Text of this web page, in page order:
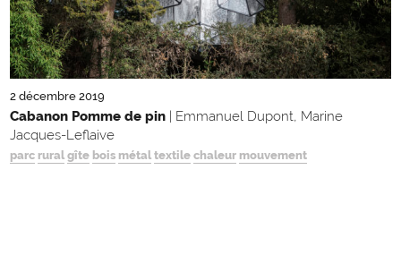
2 décembre 2019
Cabanon Pomme de pin | Emmanuel Dupont, Marine
Jacques-Leflaive
parc rural gîte bois métal textile chaleur mouvement